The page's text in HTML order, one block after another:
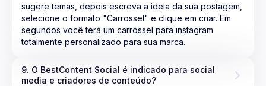
sugere temas, depois escreva a ideia da sua postagem,
selecione o formato "Carrossel" e clique em criar. Em
segundos você terá um carrossel para instagram
totalmente personalizado para sua marca.
9. O BestContent Social é indicado para social
media e criadores de conteúdo?